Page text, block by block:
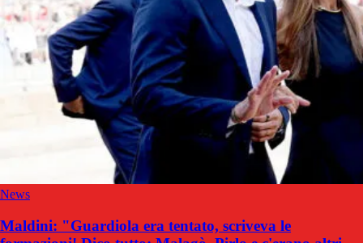
News
Maldini: "Guardiola era tentato, scriveva le